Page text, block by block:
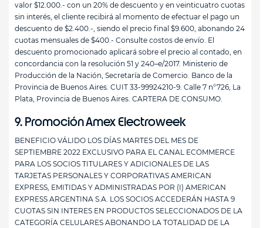
valor $12.000.- con un 20% de descuento y en veinticuatro cuotas
sin interés, el cliente recibirá al momento de efectuar el pago un
descuento de $2.400.-, siendo el precio final $9.600, abonando 24
cuotas mensuales de $400.- Consulte costos de envío. El
descuento promocionado aplicará sobre el precio al contado, en
concordancia con la resolución 51 y 240–e/2017. Ministerio de
Producción de la Nación, Secretaría de Comercio. Banco de la
Provincia de Buenos Aires. CUIT 33-99924210-9. Calle 7 n°726, La
Plata, Provincia de Buenos Aires. CARTERA DE CONSUMO.
9. Promoción Amex Electroweek
BENEFICIO VÁLIDO LOS DÍAS MARTES DEL MES DE
SEPTIEMBRE 2022 EXCLUSIVO PARA EL CANAL ECOMMERCE
PARA LOS SOCIOS TITULARES Y ADICIONALES DE LAS
TARJETAS PERSONALES Y CORPORATIVAS AMERICAN
EXPRESS, EMITIDAS Y ADMINISTRADAS POR (I) AMERICAN
EXPRESS ARGENTINA S.A. LOS SOCIOS ACCEDERÁN HASTA 9
CUOTAS SIN INTERES EN PRODUCTOS SELECCIONADOS DE LA
CATEGORÍA CELULARES ABONANDO LA TOTALIDAD DE LA